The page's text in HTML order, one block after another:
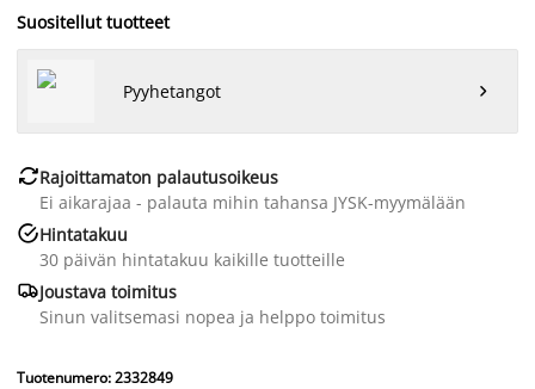
Suositellut tuotteet
Pyyhetangot 
Rajoittamaton palautusoikeus
Ei aikarajaa - palauta mihin tahansa JYSK-myymälään
Hintatakuu
30 päivän hintatakuu kaikille tuotteille
Joustava toimitus
Sinun valitsemasi nopea ja helppo toimitus
Tuotenumero: 2332849